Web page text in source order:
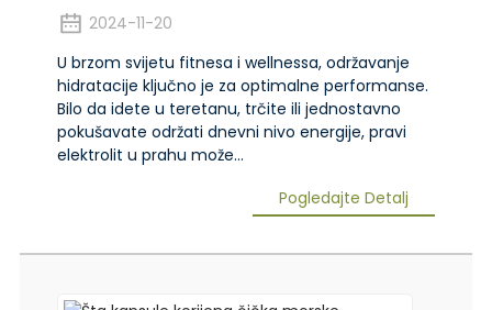
2024-11-20
U brzom svijetu fitnesa i wellnessa, održavanje
hidratacije ključno je za optimalne performanse.
Bilo da idete u teretanu, trčite ili jednostavno
pokušavate održati dnevni nivo energije, pravi
elektrolit u prahu može...
Pogledajte Detalj